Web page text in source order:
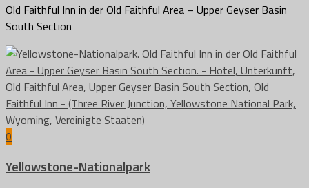
Old Faithful Inn in der Old Faithful Area – Upper Geyser Basin
South Section
0
Yellowstone-Nationalpark